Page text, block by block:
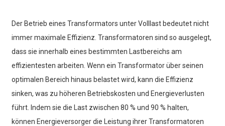
Der Betrieb eines Transformators unter Volllast bedeutet nicht
immer maximale Effizienz. Transformatoren sind so ausgelegt,
dass sie innerhalb eines bestimmten Lastbereichs am
effizientesten arbeiten. Wenn ein Transformator über seinen
optimalen Bereich hinaus belastet wird, kann die Effizienz
sinken, was zu höheren Betriebskosten und Energieverlusten
führt. Indem sie die Last zwischen 80 % und 90 % halten,
können Energieversorger die Leistung ihrer Transformatoren